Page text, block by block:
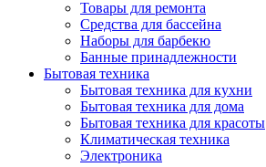
Товары для ремонта
Средства для бассейна
Наборы для барбекю
Банные принадлежности
Бытовая техника
Бытовая техника для кухни
Бытовая техника для дома
Бытовая техника для красоты
Климатическая техника
Электроника